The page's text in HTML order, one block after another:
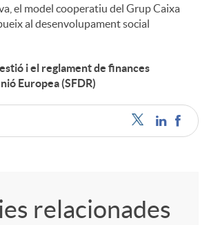
el model cooperatiu del Grup Caixa
al desenvolupament social
i el reglament de finances
Europea (SFDR)
relacionades